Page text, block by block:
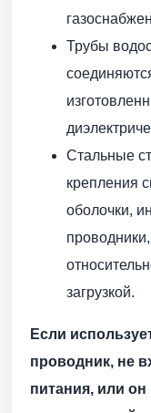
Трубы
Стальные
крепления
оболочки,
загрузкой.
Если
проводник, не
питания, или